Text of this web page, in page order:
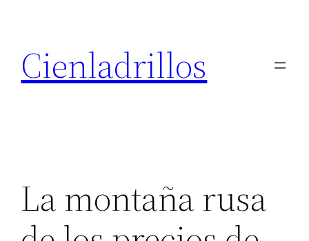
contenido
Cienladrillos
La montaña rusa